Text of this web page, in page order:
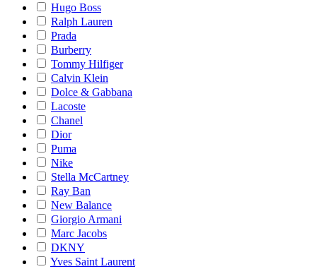
Hugo Boss
Ralph Lauren
Prada
Burberry
Tommy Hilfiger
Calvin Klein
Dolce & Gabbana
Lacoste
Chanel
Dior
Puma
Nike
Stella McCartney
Ray Ban
New Balance
Giorgio Armani
Marc Jacobs
DKNY
Yves Saint Laurent